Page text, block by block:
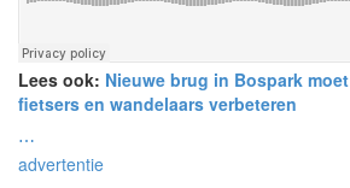
Lees ook: Nieuwe brug in Bospark
fietsers en wandelaars verbeteren
⋯
advertentie